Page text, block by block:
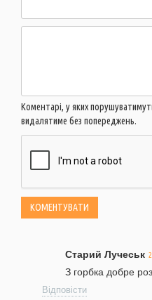
Коментарі, у яких
видалятиме без попереджень.
Старий Лучеськ
З горбка добре
Відповісти